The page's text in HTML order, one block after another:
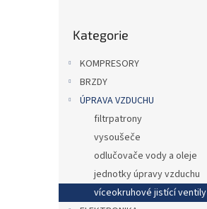
e
l
kategorie
Kategorie
KOMPRESORY
BRZDY
ÚPRAVA VZDUCHU
filtrpatrony
vysoušeče
odlučovače vody a oleje
jednotky úpravy vzduchu
víceokruhové jistící ventily